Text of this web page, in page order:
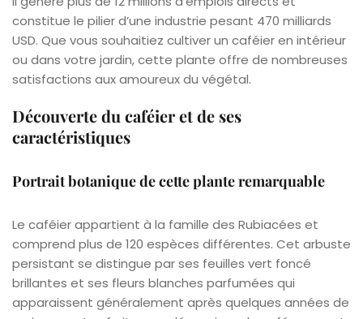
constitue le pilier d’une industrie pesant 470 milliards
USD. Que vous souhaitiez cultiver un caféier en intérieur
ou dans votre jardin, cette plante offre de nombreuses
satisfactions aux amoureux du végétal.
Découverte du caféier et de ses
caractéristiques
Portrait botanique de cette plante remarquable
Le caféier appartient à la famille des Rubiacées et
comprend plus de 120 espèces différentes. Cet arbuste
persistant se distingue par ses feuilles vert foncé
brillantes et ses fleurs blanches parfumées qui
apparaissent généralement après quelques années de